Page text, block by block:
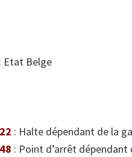
: Etat Belge
: Halte dépendant de la
: Point d’arrêt dépendant